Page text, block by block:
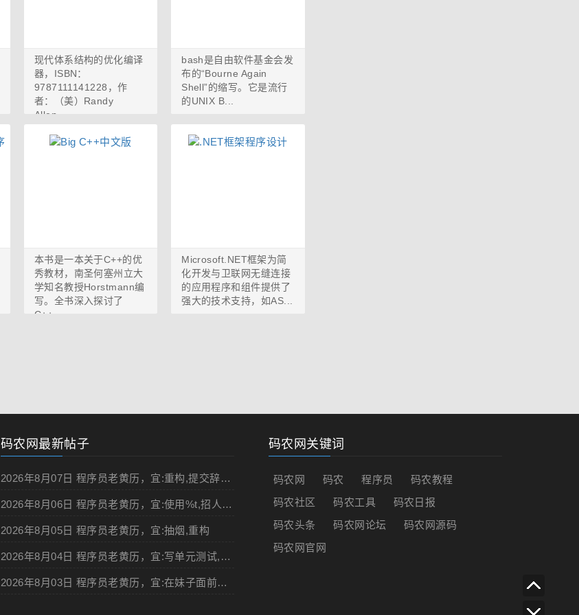
现代体系结构的优化编译
器，ISBN：
9787111141228，作
者：（美）Randy
Allen，...
bash是自由软件基金会发
布的“Bourne Again
Shell”的缩写。它是流行
的UNIX B...
本书是一本关于C++的优
秀教材，南圣何塞州立大
学知名教授Horstmann编
写。全书深入探讨了
C++...
Microsoft.NET框架为简
化开发与卫联网无缝连接
的应用程序和组件提供了
强大的技术支持，如AS...
码农网最新帖子
2026年8月07日 程序员老黄历，宜:重构,提交辞职申请,申请加薪
2026年8月06日 程序员老黄历，宜:使用%t,招人,浏览成人网站,提交代码
2026年8月05日 程序员老黄历，宜:抽烟,重构
2026年8月04日 程序员老黄历，宜:写单元测试,在妹子面前吹牛
2026年8月03日 程序员老黄历，宜:在妹子面前吹牛,浏览成人网站
码农网关键词
码农网 码农 程序员
码农教程
码农社区
码农工具
码农日报
码农头条
码农网论坛
码农网源码
码农网官网